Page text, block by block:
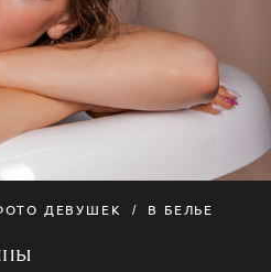
ДЕВУШЕК В БЕЛЬЕ